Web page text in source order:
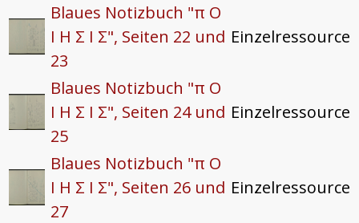
Blaues Notizbuch "π O
I H Σ I Σ", Seiten 22 und
23
Einzelressource
Blaues Notizbuch "π O
I H Σ I Σ", Seiten 24 und
25
Einzelressource
Blaues Notizbuch "π O
I H Σ I Σ", Seiten 26 und
27
Einzelressource